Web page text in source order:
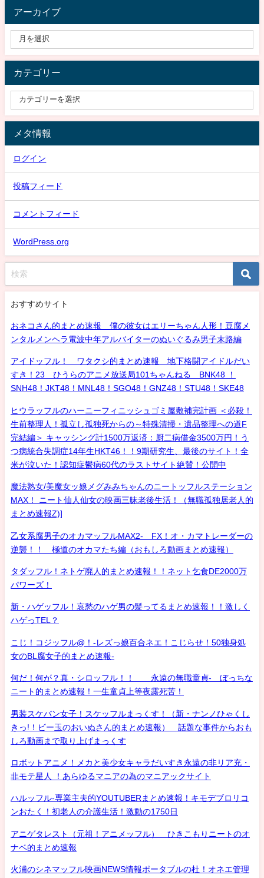
アーカイブ
カテゴリー
メタ情報
ログイン
投稿フィード
コメントフィード
WordPress.org
おすすめサイト
おネコさん的まとめ速報 僕の彼女はエリーちゃん人形！豆腐メ
ンタルメンヘラ電波中年アルバイターのぬいぐるみ男子末路編
アイドッフル！ ワタクシ的まとめ速報 地下格闘アイドルだい
すき！23 ひうらのアニメ放送局101ちゃんねる BNK48 ！
SNH48！JKT48！MNL48！SGO48！GNZ48！STU48！SKE48
ヒウラッフルのハーニーフィニッシュゴミ屋敷補完計画 ＜必殺！
生前整理人！孤立し孤独死からの～特殊清掃・遺品整理への道F
完結編＞ キャッシング計1500万返済：厨二病借金3500万円！う
つ病統合失調症14年生HKT46！！9期研究生、最後のサイト！全
米が泣いた！認知症鬱病60代のラストサイト絶賛！公開中
魔法熟女/美魔女ッ娘メグみみちゃんのニートッフルステーション
MAX！ ニート仙人仙女の映画三昧老後生活！（無職孤独居老人的
まとめ速報Z)]
乙女系腐男子のオカマッフルMAX2- FX！オ・カマトレーダーの
逆襲！！ 極道のオカマたち編（おもしろ動画まとめ速報）
タダッフル！ネトゲ廃人的まとめ速報！！ネット乞食DE2000万
パワーズ！
新・ハゲッフル！哀愁のハゲ男の髪ってるまとめ速報！！激しく
ハゲっTEL？
こじ！コジッフル@！-レズっ娘百合ネエ！こじらせ！50独身処
女のBL腐女子的まとめ速報-
何だ！何が？真・シロッフル！！ 永遠の無職童貞- ぼっちな
ニート的まとめ速報！一生童貞上等夜露死苦！
男装スケバン女子！スケッフルまっくす！（新・ナンノひゃくし
きっ!！ビー玉のおいぬさん的まとめ速報） 話題な事件からおも
しろ動画まで取り上げまっくす
ロボットアニメ！メカと美少女キャラだいすき永遠の非リア充・
非モテ星人 ！あらゆるマニアの為のマニアックサイト
ハルッフル-専業主夫的YOUTUBERまとめ速報！キモデブロリコ
ンおたく！初老人の介護生活！激動の1750日
アニゲタレスト（元祖！アニメッフル） ひきこもりニートのオ
ナベ的まとめ速報
火浦のシネマッフル映画NEWS情報ポータブルの杜！オネエ管理